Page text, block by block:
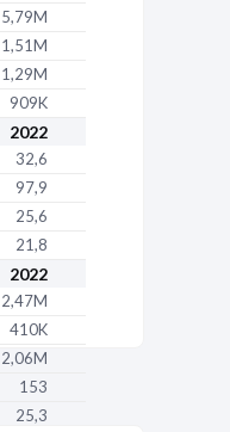
5,79M
1,51M
1,29M
909K
2022
32,6
97,9
25,6
21,8
2022
2,47M
410K
2,06M
153
25,3